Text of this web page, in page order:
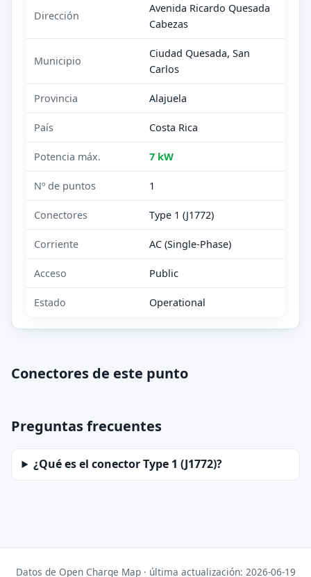
Dirección
Avenida Ricardo Quesada
Cabezas
Municipio
Ciudad Quesada, San
Carlos
Provincia Alajuela
País Costa Rica
Potencia máx. 7 kW
Nº de puntos 1
Conectores Type 1 (J1772)
Corriente AC (Single-Phase)
Acceso Public
Estado Operational
Conectores de este punto
Preguntas frecuentes
¿Qué es el conector Type 1 (J1772)?
Datos de Open Charge Map · última actualización: 2026-06-19